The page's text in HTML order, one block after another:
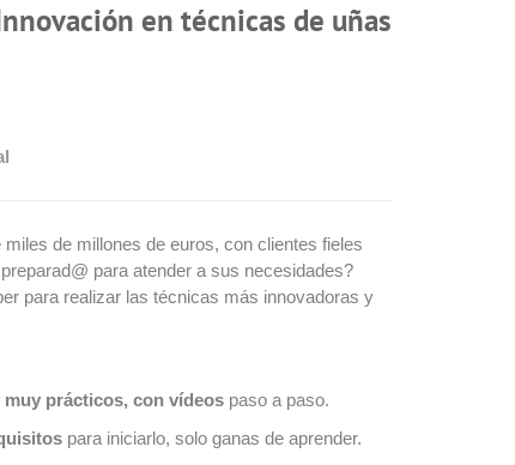
en técnicas de uñas
de millones de euros, con clientes fieles
para atender a sus necesidades?
para realizar las técnicas más innovadoras y
prácticos, con vídeos paso a paso.
para iniciarlo, solo ganas de aprender.